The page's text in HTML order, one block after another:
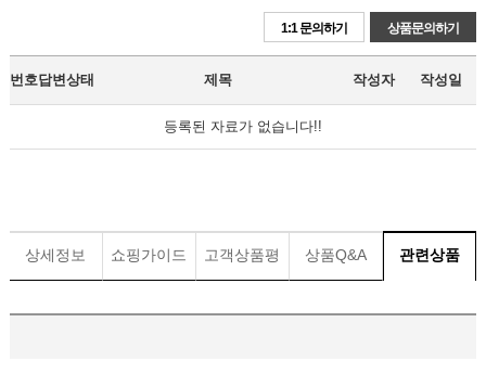
상품문의하기
1:1 문의하기
번호답변상태 제목 작성자 작성일
등록된 자료가 없습니다!!
상세정보 쇼핑가이드 고객상품평 상품Q&A 관련상품